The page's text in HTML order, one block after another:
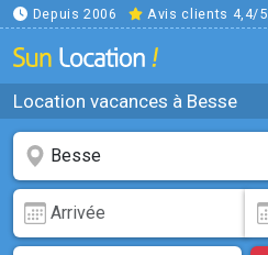
Depuis 2006 Avis clients 4,4/5
Location vacances à Besse